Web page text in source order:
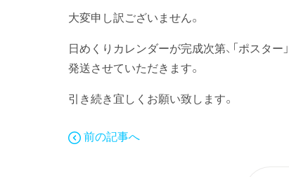
大変申し訳ございません。
日めくりカレンダーが完成次第、「ポスター
発送させていただきます。
引き続き宜しくお願い致します。
前の記事へ